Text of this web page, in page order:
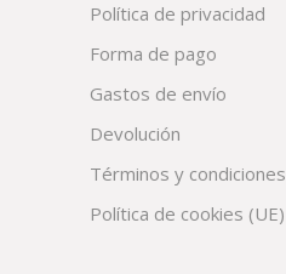
Política de privacidad
Forma de pago
Gastos de envío
Devolución
Términos y condiciones
Política de cookies (UE)